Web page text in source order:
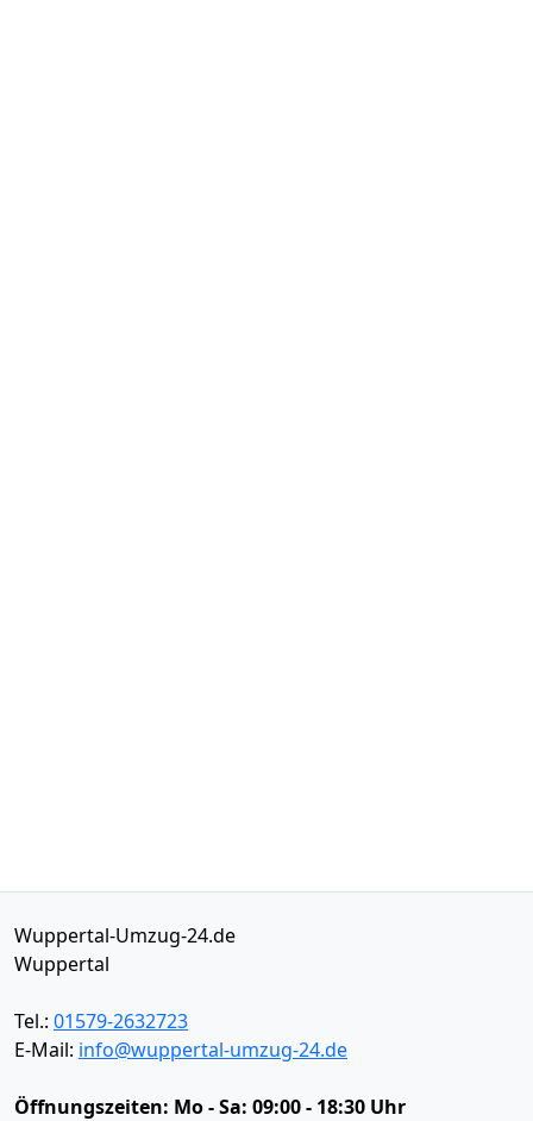
Wuppertal-Umzug-24.de
Wuppertal
Tel.: 01579-2632723
E-Mail: info@wuppertal-umzug-24.de
Öffnungszeiten: Mo - Sa: 09:00 - 18:30 Uhr